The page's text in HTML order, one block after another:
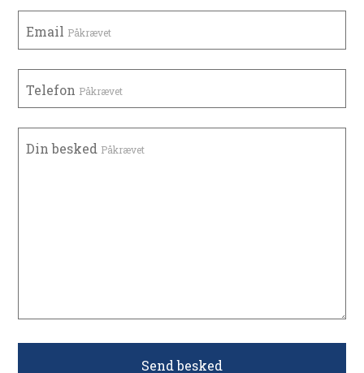
Email Påkrævet
Telefon Påkrævet
Din besked Påkrævet